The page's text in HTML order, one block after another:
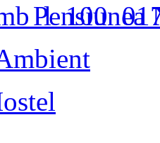
Pensiunea